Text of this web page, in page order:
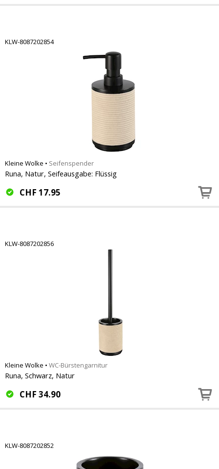
KLW-8087202854
Kleine Wolke • Seifenspender
Runa, Natur, Seifeausgabe: Flüssig
CHF 17.95
KLW-8087202856
Kleine Wolke • WC-Bürstengarnitur
Runa, Schwarz, Natur
CHF 34.90
KLW-8087202852